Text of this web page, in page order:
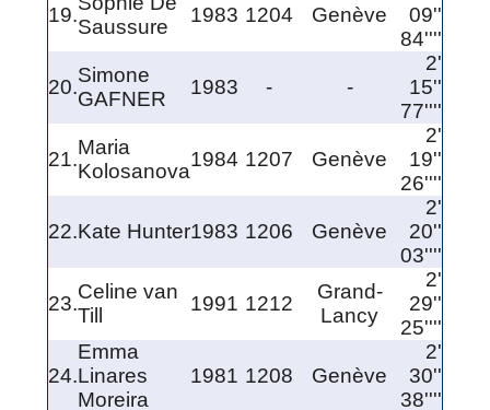
19.
Saussure
1983 1204 Genève
09''
84''''
20.
Simone
GAFNER
1983 - -
2'
15''
77''''
21.
Maria
Kolosanova
1984 1207 Genève
2'
19''
26''''
22.Kate Hunter1983 1206 Genève
2'
20''
03''''
23.
Celine van
Till
1991 1212
Grand-
Lancy
2'
29''
25''''
24.
Emma
Linares
Moreira
1981 1208 Genève
2'
30''
38''''